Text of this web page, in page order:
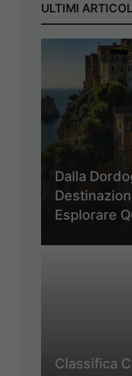
ULTIMI
Dalla
Esplorare
Classifica